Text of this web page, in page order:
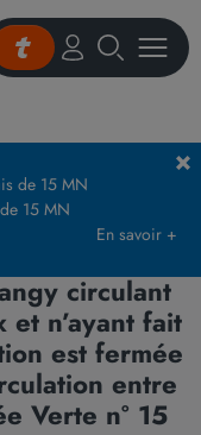
de 15 MN
15 MN
En savoir +
- Suite à
circulant
n’ayant fait
est fermée
entre
Verte n° 15